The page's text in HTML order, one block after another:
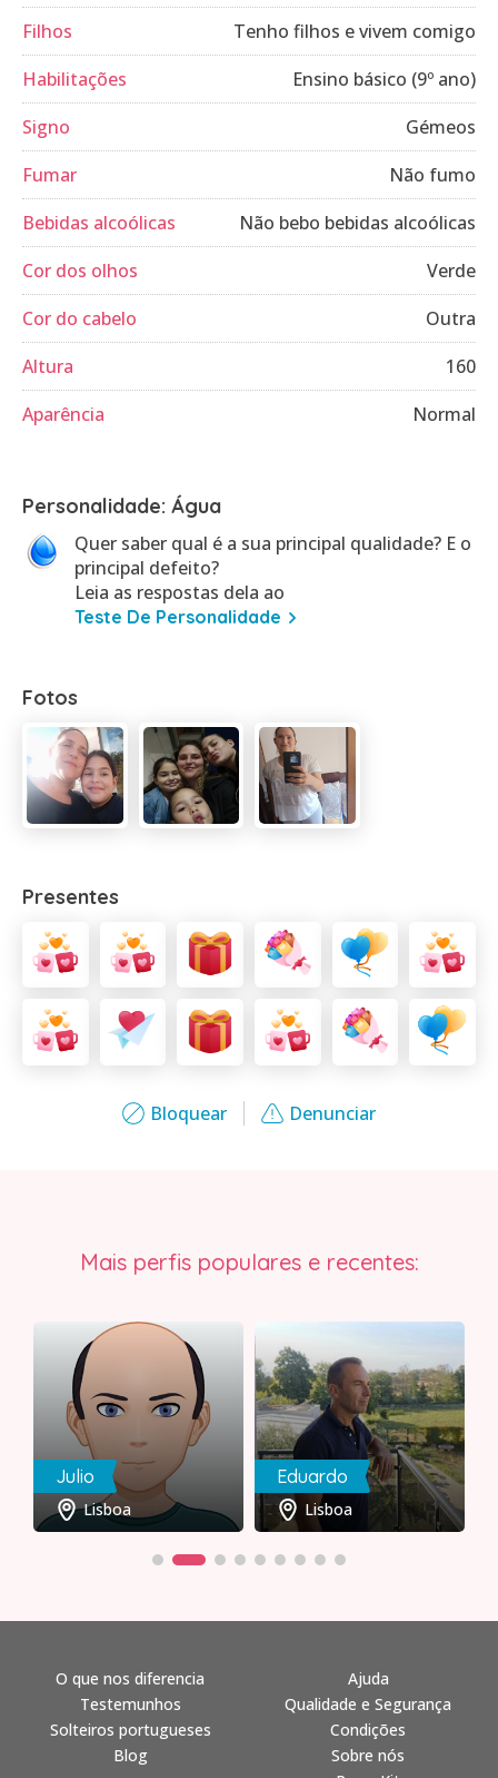
Bloquear Denunciar
Filhos
Tenho filhos e vivem comigo
Habilitações
Ensino básico (9º ano)
Signo
Gémeos
Fumar
Não fumo
Bebidas alcoólicas
Não bebo bebidas alcoólicas
Cor dos olhos
Verde
Cor do cabelo
Outra
Altura
160
Aparência
Normal
Personalidade: Água
Quer saber qual é a sua principal qualidade? E o
principal defeito?
Leia as respostas dela ao
Teste De Personalidade
Fotos
Presentes
Mais perfis populares e recentes:
Julio
Lisboa
Eduardo
Lisboa
O que nos diferencia
Testemunhos
Solteiros portugueses
Blog
Ajuda
Qualidade e Segurança
Condições
Sobre nós